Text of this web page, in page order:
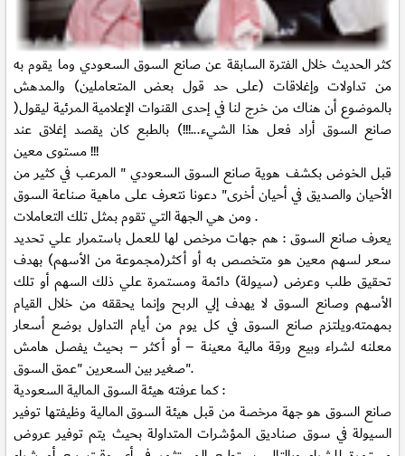
كثر الحديث خلال الفترة السابقة عن صانع السوق السعودي وما يقوم به
من تداولات وإغلاقات (على حد قول بعض المتعاملين) والمدهش
بالموضوع أن هناك من خرج لنا في إحدى القنوات الإعلامية المرئية ليقول(
صانع السوق أراد فعل هذا الشيء...!!!) بالطبع كان يقصد إغلاق عند
مستوى معين !!!
قبل الخوض بكشف هوية صانع السوق السعودي " المرعب في كثير من
الأحيان والصديق في أحيان أخرى" دعونا نتعرف على ماهية صناعة السوق
ومن هي الجهة التي تقوم بمثل تلك التعاملات .
يعرف صانع السوق : هم جهات مرخص لها للعمل باستمرار علي تحديد
سعر لسهم معين هو متخصص به أو أكثر(مجموعة من الأسهم) بهدف
تحقيق طلب وعرض (سيولة) دائمة ومستمرة علي ذلك السهم أو تلك
الأسهم وصانع السوق لا يهدف إلي الربح وإنما يحققه من خلال القيام
بمهمته.ويلتزم صانع السوق في كل يوم من أيام التداول بوضع أسعار
معلنه لشراء وبيع ورقة مالية معينة – أو أكثر – بحيث يفصل هامش
صغير بين السعرين "عمق السوق".
كما عرفته هيئة السوق المالية السعودية :
صانع السوق هو جهة مرخصة من قبل هيئة السوق المالية وظيفتها توفير
السيولة في سوق صناديق المؤشرات المتداولة بحيث يتم توفير عروض